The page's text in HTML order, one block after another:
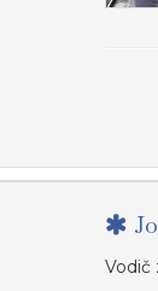
Vodič